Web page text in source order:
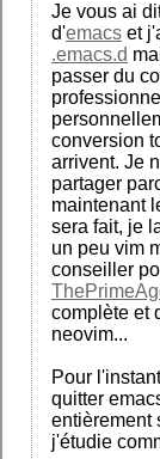
Je vous ai
d'emacs et
.emacs.d
passer du
conversion
arrivent. Je
partager
maintenant
sera fait, je
un peu vim
conseiller
complète et
neovim...
Pour
quitter
entièrement
j'étudie